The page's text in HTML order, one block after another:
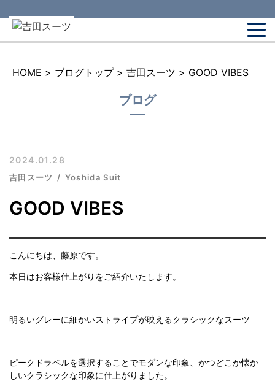
HOME > ブログトップ > 吉田スーツ > GOOD VIBES
ブログ
2024.01.28
吉田スーツ Yoshida Suit
GOOD VIBES
こんにちは、藤原です。
本日はお客様仕上がりをご紹介いたします。
明るいグレーに細かいストライプが映えるクラシックなスーツ
ピークドラペルを選択することでモダンな印象、かつどこか懐か
しいクラシックな印象に仕上がりました。